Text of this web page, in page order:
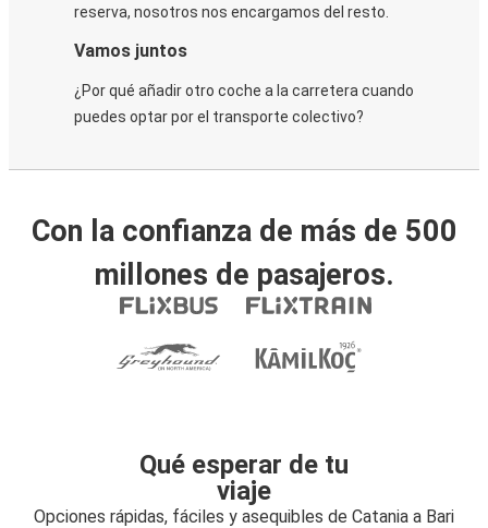
reserva, nosotros nos encargamos del resto.
Vamos juntos
¿Por qué añadir otro coche a la carretera cuando
puedes optar por el transporte colectivo?
Con la confianza de más de 500
millones de pasajeros.
Qué esperar de tu
viaje
Opciones rápidas, fáciles y asequibles de Catania a Bari